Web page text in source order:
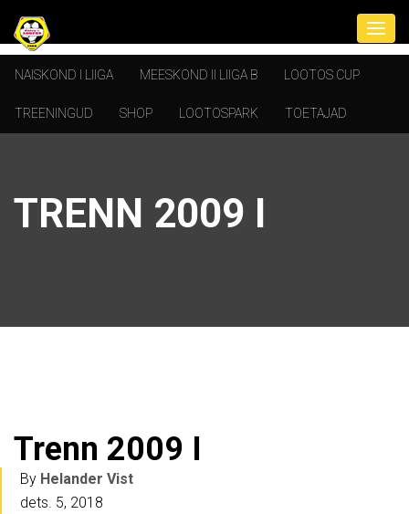
NAISKOND I LIIGA MEESKOND II LIIGA B LOOTOS CUP
TREENINGUD SHOP LOOTOSPARK TOETAJAD
TRENN 2009 I
Trenn 2009 I
By Helander Vist
dets. 5, 2018